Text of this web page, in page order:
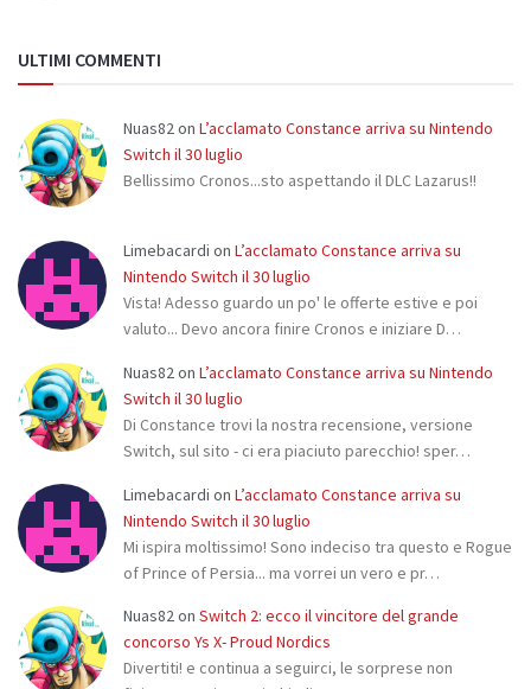
ULTIMI COMMENTI
Nuas82on L’acclamato Constance arriva su Nintendo
Switch il 30 luglio
Bellissimo Cronos...sto aspettando il DLC Lazarus!!
Limebacardi on L’acclamato Constance arriva su
Nintendo Switch il 30 luglio
Vista! Adesso guardo un po' le offerte estive e poi
valuto... Devo ancora finire Cronos e iniziare D…
Nuas82on L’acclamato Constance arriva su Nintendo
Switch il 30 luglio
Di Constance trovi la nostra recensione, versione
Switch, sul sito - ci era piaciuto parecchio! sper…
Limebacardi on L’acclamato Constance arriva su
Nintendo Switch il 30 luglio
Mi ispira moltissimo! Sono indeciso tra questo e Rogue
of Prince of Persia... ma vorrei un vero e pr…
Nuas82on Switch 2: ecco il vincitore del grande
concorso Ys X- Proud Nordics
Divertiti! e continua a seguirci, le sorprese non